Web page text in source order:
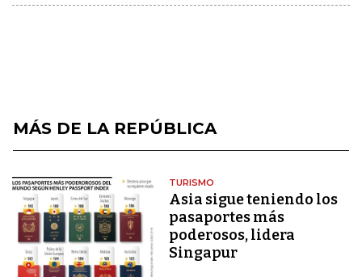
MÁS DE LA REPÚBLICA
TURISMO
Asia sigue teniendo los
pasaportes más
poderosos, lidera
Singapur